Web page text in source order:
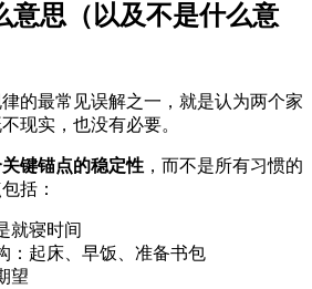
思（以及不是什么意
的最常见误解之一，就是认为两个家
现实，也没有必要。
键锚点的稳定性 ，而不是所有习惯的
括：
就寝时间
：起床、早饭、准备书包
望